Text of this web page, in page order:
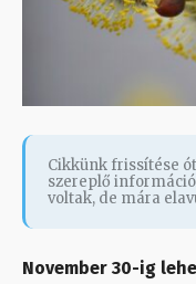
Cikkünk frissítése
szereplő
voltak, de mára
November 30-ig